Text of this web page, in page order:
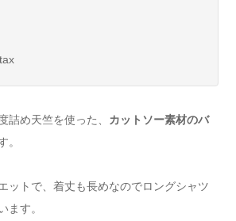
詰め天竺を使った、 カットソー素材のバ
。
ットで、着丈も長めなのでロングシャツ
ます。